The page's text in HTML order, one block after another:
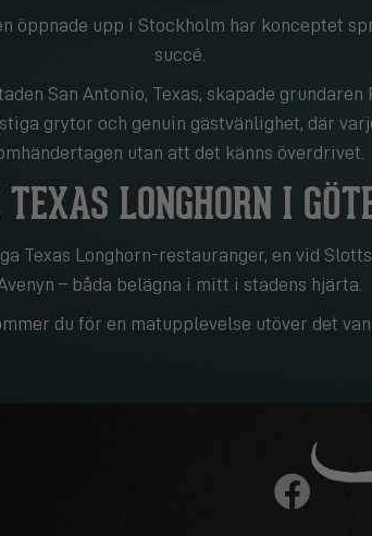
öppnade upp i Stockholm har konceptet
succé.
San Antonio, Texas, skapade
grytor och genuin gästvänlighet, där
utan att det känns överdrivet.
LONGHORN I
Texas Longhorn-restauranger, en vid
– båda belägna i mitt i stadens hjärta.
du för en matupplevelse utöver det